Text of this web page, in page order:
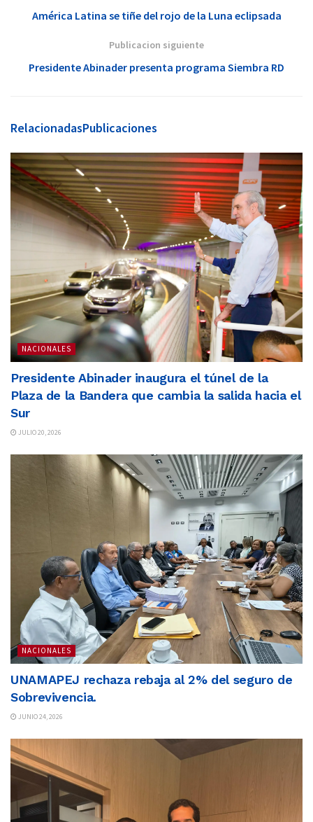
América Latina se tiñe del rojo de la Luna eclipsada
Publicacion siguiente
Presidente Abinader presenta programa Siembra RD
RelacionadasPublicaciones
NACIONALES
Presidente Abinader inaugura el túnel de la
Plaza de la Bandera que cambia la salida hacia el
Sur
JULIO 20, 2026
NACIONALES
UNAMAPEJ rechaza rebaja al 2% del seguro de
Sobrevivencia.
JUNIO 24, 2026